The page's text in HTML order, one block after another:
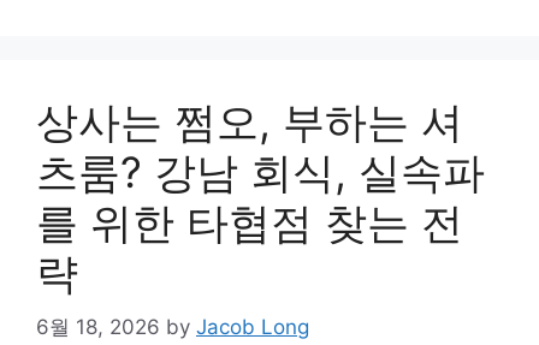
상사는 쩜오, 부하는 셔
츠룸? 강남 회식, 실속파
를 위한 타협점 찾는 전
략
6월 18, 2026 by Jacob Long